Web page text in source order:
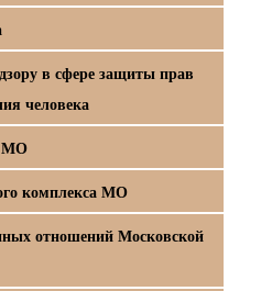
в сфере защиты прав
человека
МО
комплекса МО
отношений Московской